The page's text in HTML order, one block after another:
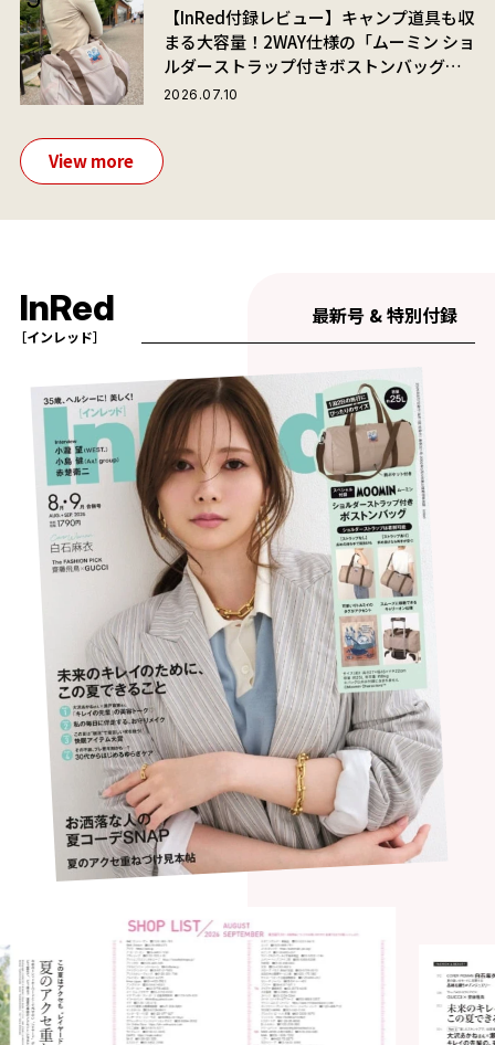
【InRed付録レビュー】キャンプ道具も収
まる大容量！2WAY仕様の「ムーミン ショ
ルダーストラップ付きボストンバッグ」
が夏旅におすすめな理由
2026.07.10
View more
InRed
［インレッド］
最新号 & 特別付録